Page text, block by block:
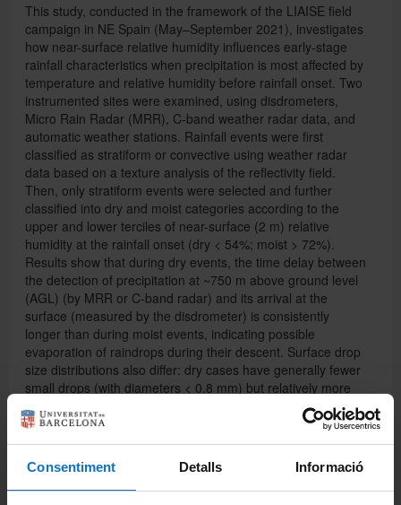
Consentiment Detalls Informació
This study, conducted in the framework of the LIAISE field
campaign in NE Spain (May–September 2021), investigates
how near-surface relative humidity influences early-stage
rainfall characteristics when precipitation is most affected by
temperature and relative humidity before rainfall onset. Two
instrumented sites were examined, using disdrometers,
Micro Rain Radar (MRR), C-band weather radar data, and
automatic weather stations. Rainfall events were first
classified as stratiform or convective using weather radar
data based on a texture analysis of the reflectivity field.
Then, only stratiform events were selected and further
classified into dry and moist categories according to the
upper and lower terciles of near-surface (2 m) relative
humidity at the rainfall onset (dry < 54%; moist > 72%).
Results show that during dry events, the time delay between
the detection of precipitation at ~750 m above ground level
(AGL) (by MRR or C-band radar) and its arrival at the
surface (measured by the disdrometer) is consistently
longer than during moist events, indicating possible
evaporation of raindrops during their descent. Surface drop
size distributions also differ: dry cases have generally fewer
small drops (with diameters < 0.8 mm) but relatively more
large drops, leading to higher radar reflectivity values
despite similar surface rainfall amounts. However, reflectivity
observed aloft by C-band radar and MRR does not present
the dependence on relative humidity found at ground level.
Findings reported here increase our understanding of the
impact of low-level conditions on precipitation characteristics